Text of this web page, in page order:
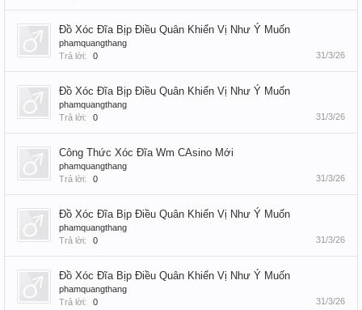
Đồ Xóc Đĩa Bịp Điều Quân Khiển Vị Như Ý Muốn
phamquangthang
Trả lời:
0 31/3/26
Đồ Xóc Đĩa Bịp Điều Quân Khiển Vị Như Ý Muốn
phamquangthang
Trả lời:
0 31/3/26
Công Thức Xóc Đĩa Wm CAsino Mới
phamquangthang
Trả lời:
0 31/3/26
Đồ Xóc Đĩa Bịp Điều Quân Khiển Vị Như Ý Muốn
phamquangthang
Trả lời:
0 31/3/26
Đồ Xóc Đĩa Bịp Điều Quân Khiển Vị Như Ý Muốn
phamquangthang
Trả lời:
0 31/3/26